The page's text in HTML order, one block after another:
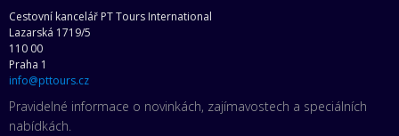
Cestovní kancelář PT Tours International
Lazarská 1719/5
110 00
Praha 1
info@pttours.cz
Pravidelné informace o novinkách, zajímavostech a speciálních
nabídkách.